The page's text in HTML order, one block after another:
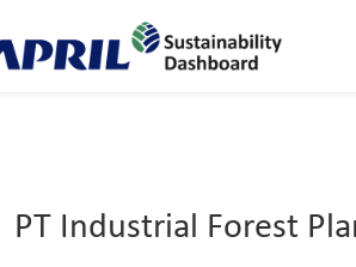
Archive for Mei 2026
PT Industrial Forest